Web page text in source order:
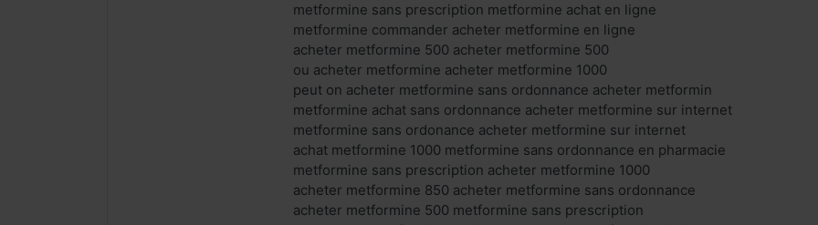
metformine sans prescription metformine achat en ligne
metformine commander acheter metformine en ligne
acheter metformine 500 acheter metformine 500
ou acheter metformine acheter metformine 1000
peut on acheter metformine sans ordonnance acheter metformin
metformine achat sans ordonnance acheter metformine sur internet
metformine sans ordonance acheter metformine sur internet
achat metformine 1000 metformine sans ordonnance en pharmacie
metformine sans prescription acheter metformine 1000
acheter metformine 850 acheter metformine sans ordonnance
acheter metformine 500 metformine sans prescription